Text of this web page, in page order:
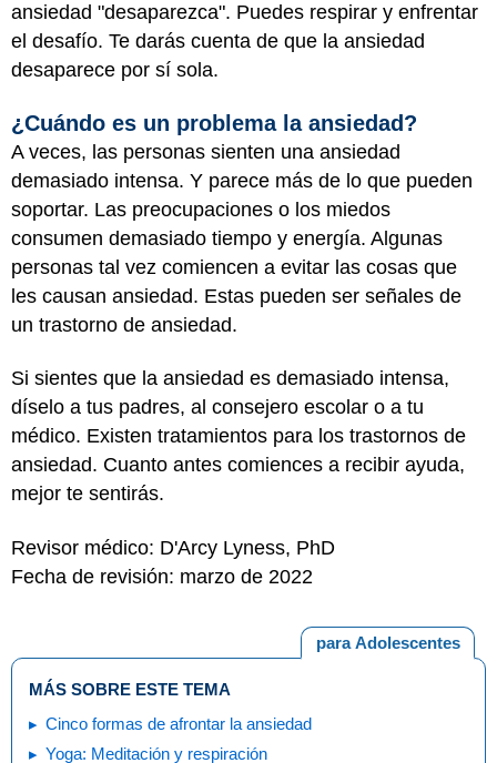
ansiedad "desaparezca". Puedes respirar y enfrentar
el desafío. Te darás cuenta de que la ansiedad
desaparece por sí sola.
¿Cuándo es un problema la ansiedad?
A veces, las personas sienten una ansiedad
demasiado intensa. Y parece más de lo que pueden
soportar. Las preocupaciones o los miedos
consumen demasiado tiempo y energía. Algunas
personas tal vez comiencen a evitar las cosas que
les causan ansiedad. Estas pueden ser señales de
un trastorno de ansiedad.
Si sientes que la ansiedad es demasiado intensa,
díselo a tus padres, al consejero escolar o a tu
médico. Existen tratamientos para los trastornos de
ansiedad. Cuanto antes comiences a recibir ayuda,
mejor te sentirás.
Revisor médico: D'Arcy Lyness, PhD
Fecha de revisión: marzo de 2022
para Adolescentes
MÁS SOBRE ESTE TEMA
Cinco formas de afrontar la ansiedad
Yoga: Meditación y respiración